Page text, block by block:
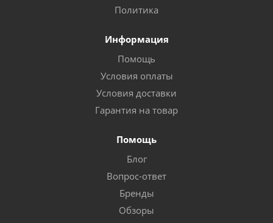
Политика
Информация
Помощь
Условия оплаты
Условия доставки
Гарантия на товар
Помощь
Блог
Вопрос-ответ
Бренды
Обзоры